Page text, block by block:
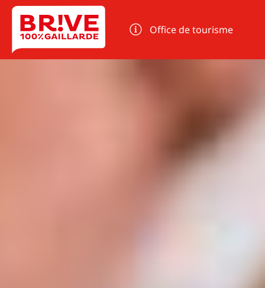
Panneau de gestion des cookies
Office de tourisme